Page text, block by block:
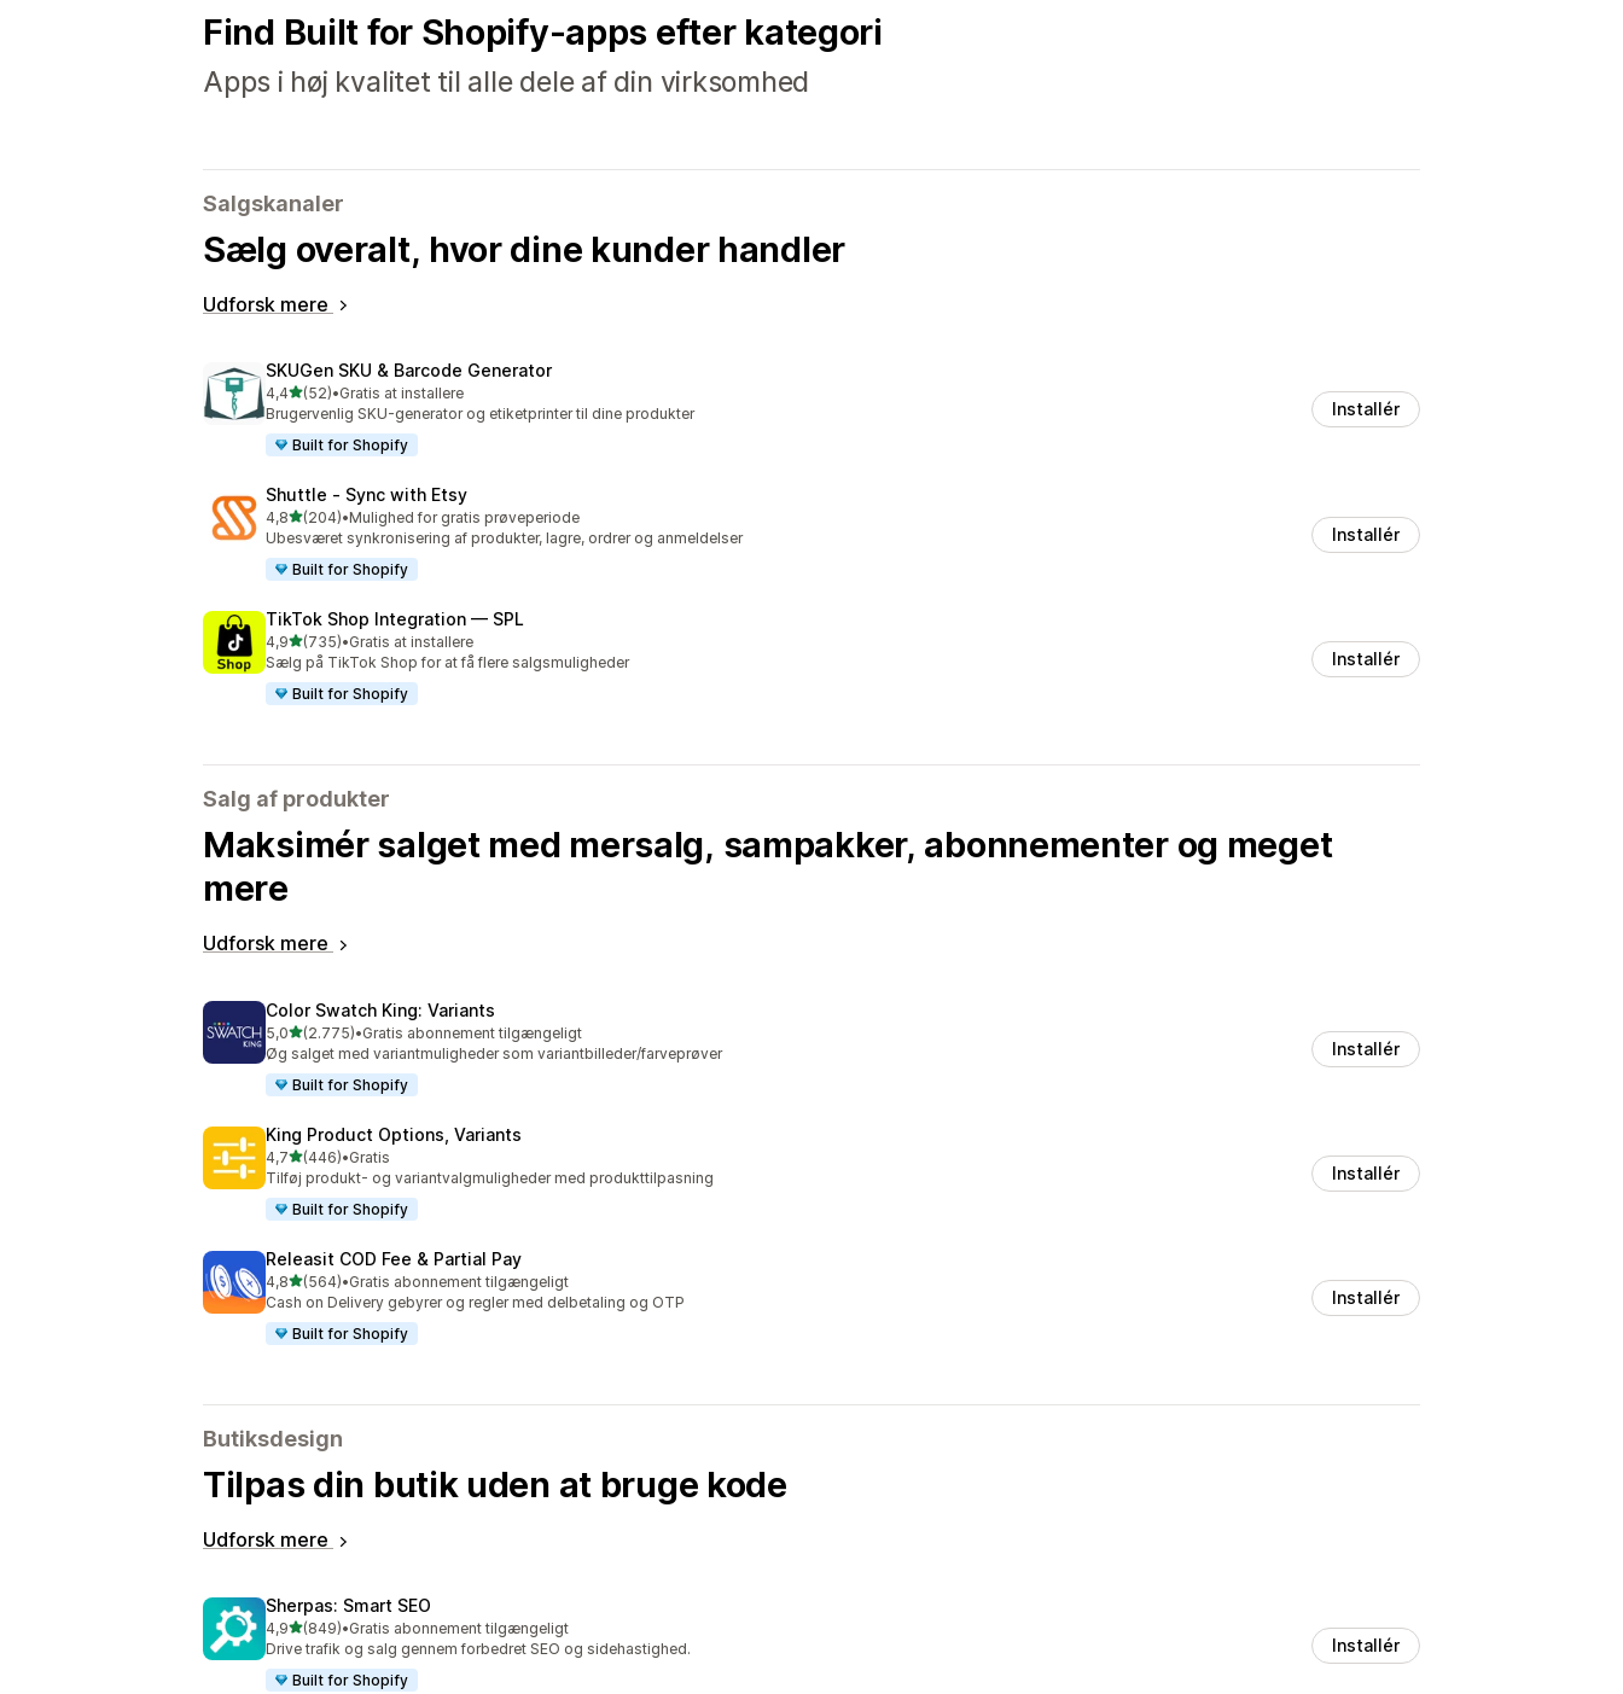
Find Built for Shopify-apps efter kategori
Apps i høj kvalitet til alle dele af din virksomhed
Salgskanaler
Sælg overalt, hvor dine kunder handler
Udforsk mere
SKUGen SKU & Barcode Generator
4,4ud af 5 stjerner
(52)
52 anmeldelser i alt
•Gratis at installere
Brugervenlig SKU-generator og etiketprinter til dine produkter
Built for Shopify
Installér
Shuttle ‑ Sync with Etsy
4,8ud af 5 stjerner
(204)
204 anmeldelser i alt
•Mulighed for gratis prøveperiode
Ubesværet synkronisering af produkter, lagre, ordrer og anmeldelser
Built for Shopify
Installér
TikTok Shop Integration — SPL
4,9ud af 5 stjerner
(735)
735 anmeldelser i alt
•Gratis at installere
Sælg på TikTok Shop for at få flere salgsmuligheder
Built for Shopify
Installér
Salg af produkter
Maksimér salget med mersalg, sampakker, abonnementer og meget
mere
Udforsk mere
Color Swatch King: Variants
5,0ud af 5 stjerner
(2.775)
2775 anmeldelser i alt
•Gratis abonnement tilgængeligt
Øg salget med variantmuligheder som variantbilleder/farveprøver
Built for Shopify
Installér
King Product Options, Variants
4,7ud af 5 stjerner
(446)
446 anmeldelser i alt
•Gratis
Tilføj produkt- og variantvalgmuligheder med produkttilpasning
Built for Shopify
Installér
Releasit COD Fee & Partial Pay
4,8ud af 5 stjerner
(564)
564 anmeldelser i alt
•Gratis abonnement tilgængeligt
Cash on Delivery gebyrer og regler med delbetaling og OTP
Built for Shopify
Installér
Butiksdesign
Tilpas din butik uden at bruge kode
Udforsk mere
Sherpas: Smart SEO
4,9ud af 5 stjerner
(849)
849 anmeldelser i alt
•Gratis abonnement tilgængeligt
Drive trafik og salg gennem forbedret SEO og sidehastighed.
Built for Shopify
Installér